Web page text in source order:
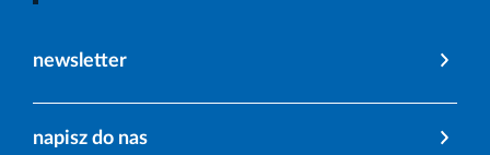
newsletter
napisz do nas